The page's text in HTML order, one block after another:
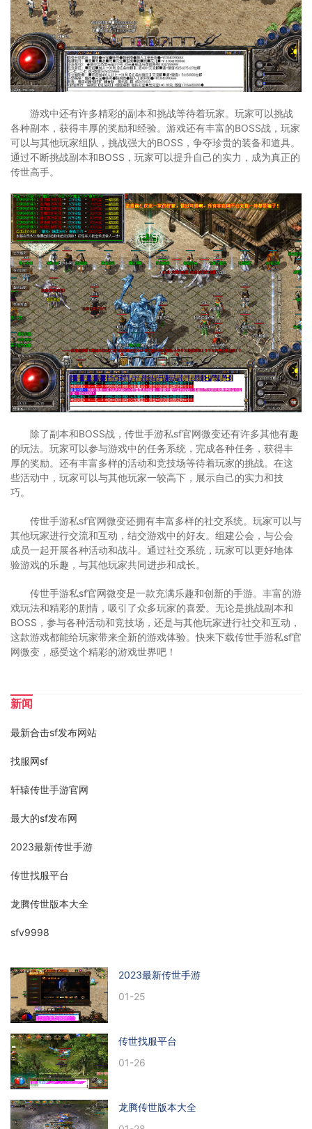
游戏中还有许多精彩的副本和挑战等待着玩家。玩家可以挑战
各种副本，获得丰厚的奖励和经验。游戏还有丰富的BOSS战，玩家
可以与其他玩家组队，挑战强大的BOSS，争夺珍贵的装备和道具。
通过不断挑战副本和BOSS，玩家可以提升自己的实力，成为真正的
传世高手。
除了副本和BOSS战，传世手游私sf官网微变还有许多其他有趣
的玩法。玩家可以参与游戏中的任务系统，完成各种任务，获得丰
厚的奖励。还有丰富多样的活动和竞技场等待着玩家的挑战。在这
些活动中，玩家可以与其他玩家一较高下，展示自己的实力和技
巧。
传世手游私sf官网微变还拥有丰富多样的社交系统。玩家可以与
其他玩家进行交流和互动，结交游戏中的好友。组建公会，与公会
成员一起开展各种活动和战斗。通过社交系统，玩家可以更好地体
验游戏的乐趣，与其他玩家共同进步和成长。
传世手游私sf官网微变是一款充满乐趣和创新的手游。丰富的游
戏玩法和精彩的剧情，吸引了众多玩家的喜爱。无论是挑战副本和
BOSS，参与各种活动和竞技场，还是与其他玩家进行社交和互动，
这款游戏都能给玩家带来全新的游戏体验。快来下载传世手游私sf官
网微变，感受这个精彩的游戏世界吧！
新闻
最新合击sf发布网站
找服网sf
轩辕传世手游官网
最大的sf发布网
2023最新传世手游
传世找服平台
龙腾传世版本大全
sfv9998
2023最新传世手游
01-25
传世找服平台
01-26
龙腾传世版本大全